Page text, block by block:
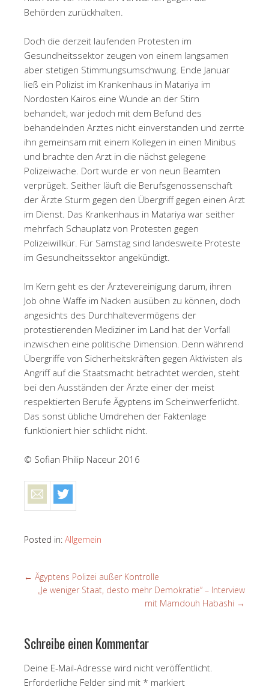
Behörden zurückhalten.
Doch die derzeit laufenden Protesten im
Gesundheitssektor zeugen von einem langsamen
aber stetigen Stimmungsumschwung. Ende Januar
ließ ein Polizist im Krankenhaus in Matariya im
Nordosten Kairos eine Wunde an der Stirn
behandelt, war jedoch mit dem Befund des
behandelnden Arztes nicht einverstanden und zerrte
ihn gemeinsam mit einem Kollegen in einen Minibus
und brachte den Arzt in die nächst gelegene
Polizeiwache. Dort wurde er von neun Beamten
verprügelt. Seither läuft die Berufsgenossenschaft
der Ärzte Sturm gegen den Übergriff gegen einen Arzt
im Dienst. Das Krankenhaus in Matariya war seither
mehrfach Schauplatz von Protesten gegen
Polizeiwillkür. Für Samstag sind landesweite Proteste
im Gesundheitssektor angekündigt.
Im Kern geht es der Ärztevereinigung darum, ihren
Job ohne Waffe im Nacken ausüben zu können, doch
angesichts des Durchhaltevermögens der
protestierenden Mediziner im Land hat der Vorfall
inzwischen eine politische Dimension. Denn während
Übergriffe von Sicherheitskräften gegen Aktivisten als
Angriff auf die Staatsmacht betrachtet werden, steht
bei den Ausständen der Ärzte einer der meist
respektierten Berufe Ägyptens im Scheinwerferlicht.
Das sonst übliche Umdrehen der Faktenlage
funktioniert hier schlicht nicht.
© Sofian Philip Naceur 2016
Posted in: Allgemein
← Ägyptens Polizei außer Kontrolle
„Je weniger Staat, desto mehr Demokratie“ – Interview
mit Mamdouh Habashi →
Schreibe einen Kommentar
Deine E-Mail-Adresse wird nicht veröffentlicht.
Erforderliche Felder sind mit * markiert